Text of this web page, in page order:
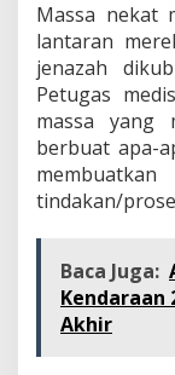
Massa nekat
lantaran
jenazah
Petugas
massa yang
berbuat apa-
tindakan/
Baca Juga:
Kendaraan
Akhir